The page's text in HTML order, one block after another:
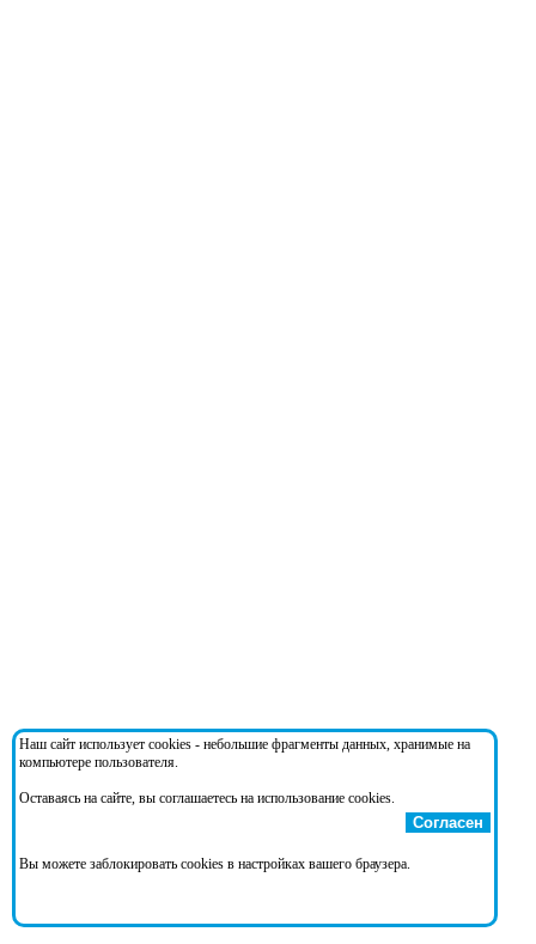
Наш сайт использует cookies - небольшие фрагменты данных, хранимые на
компьютере пользователя.
Оставаясь на сайте, вы соглашаетесь на использование cookies.
Согласен
Вы можете заблокировать cookies в настройках вашего браузера.